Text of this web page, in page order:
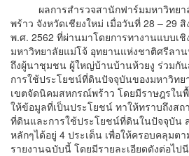
ผลการสำรวจสานักฟาร์มมหาวิทยาลั
พร้าว จังหวัดเชียงใหม่ เมื่อวันที่ 28 – 29
พ.ศ. 2562 ที่ผ่านมาโดยการทางานแบบเ
มหาวิทยาลัยแม่โจ้ อุทยานแห่งชาติศรีลา
ถึงผู้นาชุมชน ผู้ใหญ่บ้านบ้านห้วยงู ร่วมกั
การใช้ประโยชน์ที่ดินปัจจุบันของมหาวิท
เขตจัดนิคมสหกรณ์พร้าว โดยมีราษฎรใน
ให้ข้อมูลที่เป็นประโยชน์ ทาให้ทราบถึงส
ที่ดินและการใช้ประโยชน์ที่ดินในปัจจุบัน
หลักๆได้อยู่ 4 ประเด็น เพื่อให้ครอบคลุมต
รายงานฉบับนี้ โดยมีรายละเอียดดังต่อไปนี